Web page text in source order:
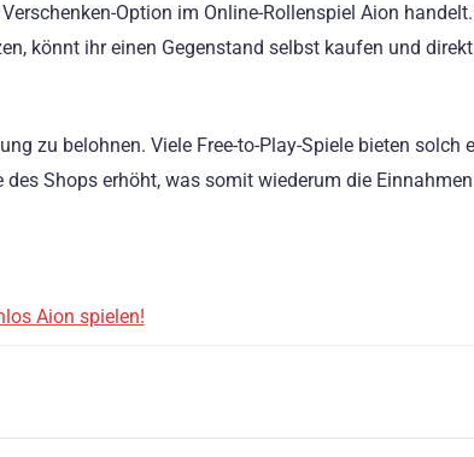
Option im Online-Rollenspiel Aion
könnt ihr einen Gegenstand selbst kaufen und
zu belohnen. Viele Free-to-Play-Spiele bieten solch
Shops erhöht, was somit wiederum die
Aion spielen!